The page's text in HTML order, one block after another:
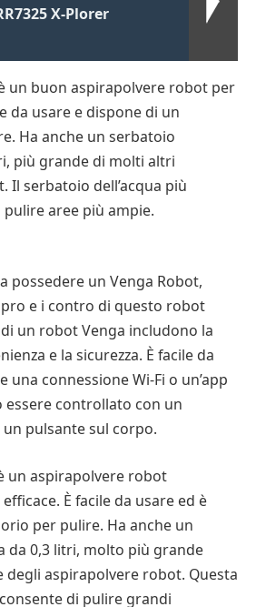
X-Plorer
un buon aspirapolvere robot per
da usare e dispone di un
Ha anche un serbatoio
più grande di molti altri
Il serbatoio dell’acqua più
aree più ampie.
possedere un Venga Robot,
e i contro di questo robot
un robot Venga includono la
e la sicurezza. È facile da
una connessione Wi-Fi o un’app
essere controllato con un
pulsante sul corpo.
un aspirapolvere robot
È facile da usare ed è
per pulire. Ha anche un
da 0,3 litri, molto più grande
degli aspirapolvere robot. Questa
di pulire grandi